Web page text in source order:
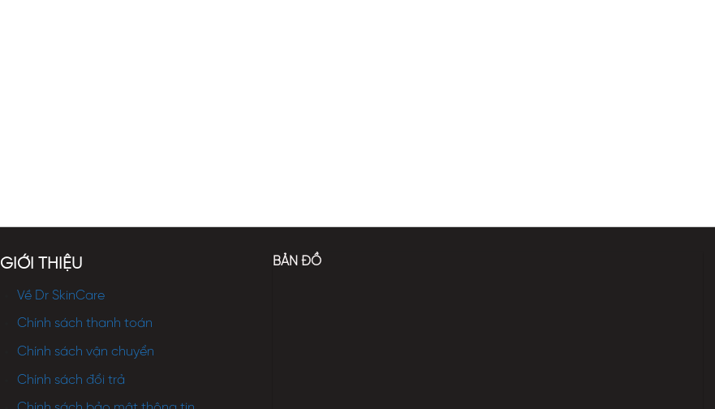
GIỚI THIỆU
Về Dr SkinCare
Chính sách thanh toán
Chính sách vận chuyển
Chính sách đổi trả
BẢN ĐỒ